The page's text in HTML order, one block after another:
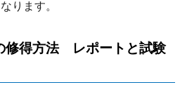
ります。
修得方法 レポートと試験